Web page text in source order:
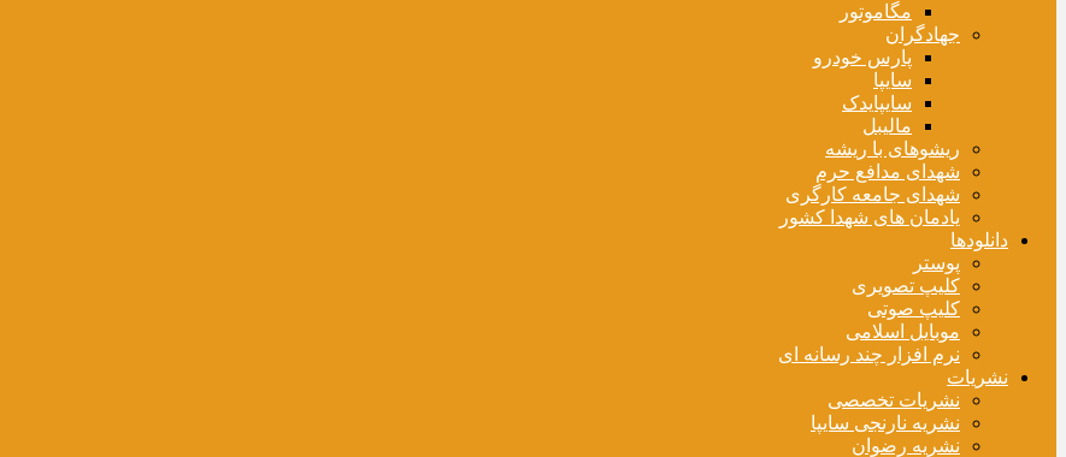
مگاموتور
جهادگران
پارس خودرو
سایپا
سایپایدک
مالیبل
ریشوهای با ریشه
شهدای مدافع حرم
شهدای جامعه کارگری
یادمان های شهدا کشور
دانلودها
پوستر
کلیپ تصویری
کلیپ صوتی
موبایل اسلامی
نرم افزار چند رسانه ای
نشریات
نشریات تخصصی
نشریه نارنجی سایپا
نشریه رضوان